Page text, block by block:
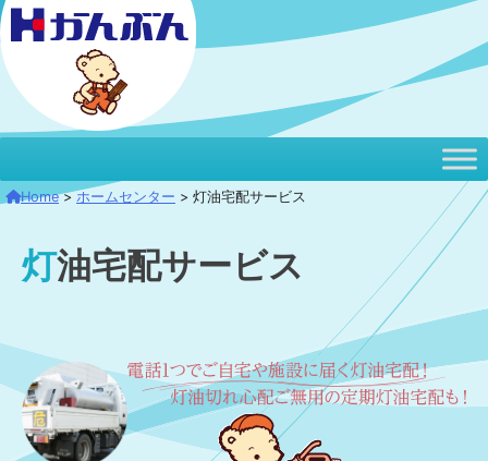
本
文
へ
移
Home>ホームセンター > 灯油宅配サービス
灯油宅配サービス